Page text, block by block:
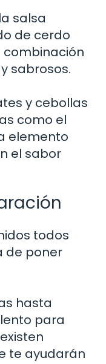
salsa
de cerdo
combinación
sabrosos.
y cebollas
como el
elemento
el sabor
todos
de poner
hasta
para
te ayudarán